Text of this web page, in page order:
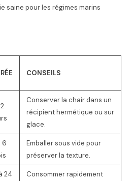
saine pour les régimes marins
CONSEILS
Conserver la chair dans un
récipient hermétique ou sur
glace.
6
Emballer sous vide pour
préserver la texture.
24
Consommer rapidement